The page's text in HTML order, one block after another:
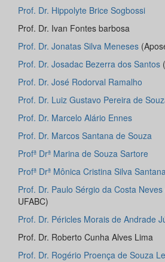
Prof. Dr. Hippolyte Brice Sogbossi
Prof. Dr. Ivan Fontes barbosa
Prof. Dr. Jonatas Silva Meneses
Prof. Dr. Josadac Bezerra dos Santos
Prof. Dr. José Rodorval Ramalho
Prof. Dr. Luiz Gustavo Pereira de
Prof. Dr. Marcelo Alário Ennes
Prof. Dr. Marcos Santana de Souza
Profª Drª Marina de Souza Sartore
Profª Drª Mônica Cristina Silva
Prof. Dr. Paulo Sérgio da Costa Neves
UFABC)
Prof. Dr. Péricles Morais de Andrade
Prof. Dr. Roberto Cunha Alves Lima
Prof. Dr. Rogério Proença de Souza